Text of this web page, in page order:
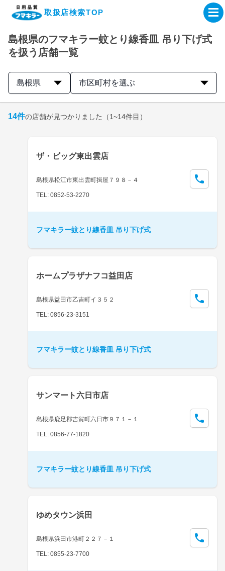
取扱店検索TOP
企業・IR情報サイト
製品情報サイト
取扱店検索はこちら
島根県のフマキラー蚊とり線香皿 吊り下げ式
を扱う店舗一覧
島根県 市区町村を選ぶ
14件の店舗が見つかりました （1~14件目）
ザ・ビッグ東出雲店
島根県松江市東出雲町揖屋７９８－４
TEL: 0852-53-2270
フマキラー蚊とり線香皿 吊り下げ式
ホームプラザナフコ益田店
島根県益田市乙吉町イ３５２
TEL: 0856-23-3151
フマキラー蚊とり線香皿 吊り下げ式
サンマート六日市店
島根県鹿足郡吉賀町六日市９７１－１
TEL: 0856-77-1820
フマキラー蚊とり線香皿 吊り下げ式
ゆめタウン浜田
島根県浜田市港町２２７－１
TEL: 0855-23-7700